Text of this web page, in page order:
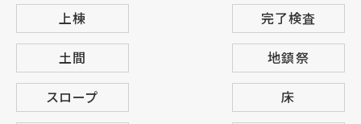
上棟 完了検査
土間 地鎮祭
スロープ 床